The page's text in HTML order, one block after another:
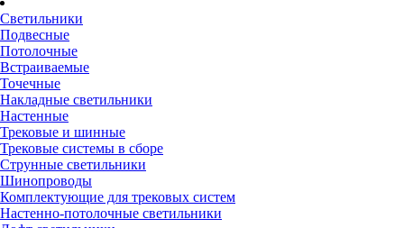
Светильники
Подвесные
Потолочные
Встраиваемые
Точечные
Накладные светильники
Настенные
Трековые и шинные
Трековые системы в сборе
Струнные светильники
Шинопроводы
Комплектующие для трековых систем
Настенно-потолочные светильники